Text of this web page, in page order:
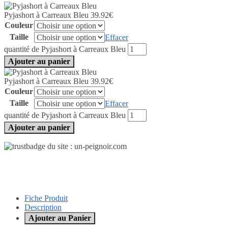
Pyjashort à Carreaux Bleu 39.92€
Couleur
Taille
Effacer
quantité de Pyjashort à Carreaux Bleu
Ajouter au panier
Pyjashort à Carreaux Bleu 39.92€
Couleur
Taille
Effacer
quantité de Pyjashort à Carreaux Bleu
Ajouter au panier
Fiche Produit
Description
Ajouter au Panier